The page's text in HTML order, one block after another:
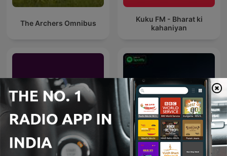
The Archers Omnibus
Kuku FM - Bharat ki
kahaniyan